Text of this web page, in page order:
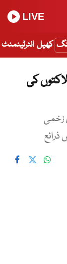
LIVE
کھیل انٹرٹینمنٹ
کی
زخمی